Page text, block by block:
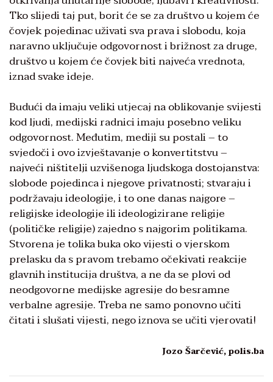
Tko slijedi taj put, borit će se za društvo u kojem će
čovjek pojedinac uživati sva prava i slobodu, koja
naravno uključuje odgovornost i brižnost za druge,
društvo u kojem će čovjek biti najveća vrednota,
iznad svake ideje.
Budući da imaju veliki utjecaj na oblikovanje svijesti
kod ljudi, medijski radnici imaju posebno veliku
odgovornost. Međutim, mediji su postali – to
svjedoči i ovo izvještavanje o konvertitstvu –
najveći ništitelji uzvišenoga ljudskoga dostojanstva:
slobode pojedinca i njegove privatnosti; stvaraju i
podržavaju ideologije, i to one danas najgore –
religijske ideologije ili ideologizirane religije
(političke religije) zajedno s najgorim politikama.
Stvorena je tolika buka oko vijesti o vjerskom
prelasku da s pravom trebamo očekivati reakcije
glavnih institucija društva, a ne da se plovi od
neodgovorne medijske agresije do besramne
verbalne agresije. Treba ne samo ponovno učiti
čitati i slušati vijesti, nego iznova se učiti vjerovati!
Jozo Šarčević, polis.ba